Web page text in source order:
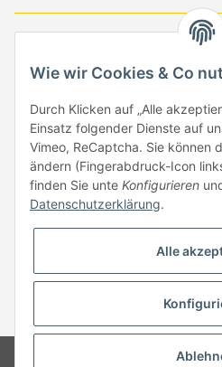
- - -
-
EUR-GBP-USD-CHF
Händlerbund
Vertrag
* Alle Preise inkl. gesetzlicher USt., zzgl.
© Copyright by Paper-Media - (2006-
Wie wir Cookies & Co
Durch Klicken auf „Alle
Einsatz folgender Dienste auf
Vimeo, ReCaptcha. Sie können
ändern (Fingerabdruck-Icon
finden Sie unte Konfigurieren
Datenschutzerklärung.
Alle